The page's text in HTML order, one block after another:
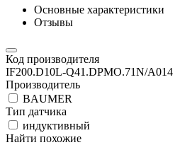
Основные характеристики
Отзывы
Код производителя
IF200.D10L-Q41.DPMO.71N/A014
Производитель
BAUMER
Тип датчика
индуктивный
Найти похожие